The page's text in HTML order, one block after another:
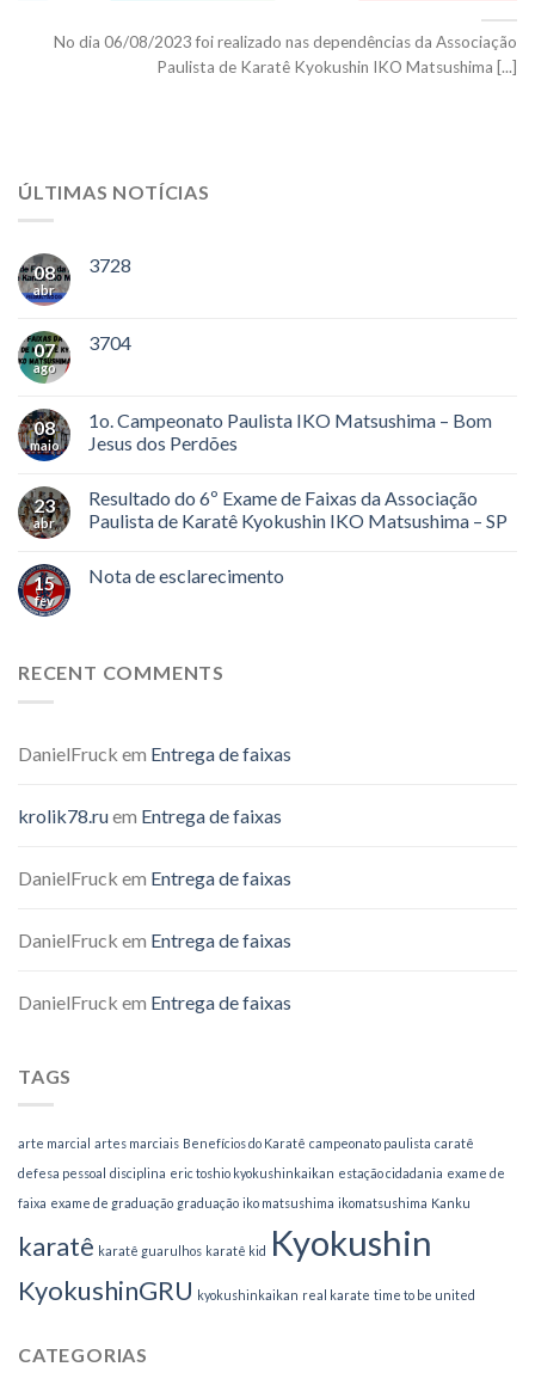
No dia 06/08/2023 foi realizado nas dependências da Associação
Paulista de Karatê Kyokushin IKO Matsushima [...]
ÚLTIMAS NOTÍCIAS
08
abr
3728
07
ago
3704
08
maio
1o. Campeonato Paulista IKO Matsushima – Bom
Jesus dos Perdões
23
abr
Resultado do 6º Exame de Faixas da Associação
Paulista de Karatê Kyokushin IKO Matsushima – SP
15
fev
Nota de esclarecimento
RECENT COMMENTS
DanielFruck em Entrega de faixas
krolik78.ruem Entrega de faixas
DanielFruck em Entrega de faixas
DanielFruck em Entrega de faixas
DanielFruck em Entrega de faixas
TAGS
arte marcial artes marciais Benefícios do Karatê campeonato paulista caratê
defesa pessoal disciplina eric toshio kyokushinkaikan estação cidadania exame de
faixa exame de graduação graduação iko matsushima ikomatsushima Kanku
karatê karatê guarulhos karatê kid Kyokushin
KyokushinGRU kyokushinkaikan real karate time to be united
CATEGORIAS